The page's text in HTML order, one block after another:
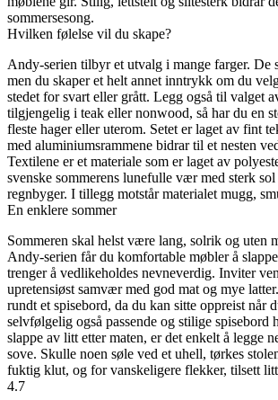
sommersesong.
Hvilken følelse vil du skape?
Andy-serien tilbyr et utvalg i mange farger. De
men du skaper et helt annet inntrykk om du
stedet for svart eller grått. Legg også til valget
tilgjengelig i teak eller nonwood, så har du en
fleste hager eller uterom. Setet er laget av fint
med aluminiumsrammene bidrar til et nesten
Textilene er et materiale som er laget av
svenske sommerens lunefulle vær med sterk
regnbyger. I tillegg motstår materialet mugg,
En enklere sommer
Sommeren skal helst være lang, solrik og uten
Andy-serien får du komfortable møbler å
trenger å vedlikeholdes nevneverdig. Inviter
upretensiøst samvær med god mat og mye
rundt et spisebord, da du kan sitte oppreist når
selvfølgelig også passende og stilige spisebord
slappe av litt etter maten, er det enkelt å legge
sove. Skulle noen søle ved et uhell, tørkes
fuktig klut, og for vanskeligere flekker, tilsett
4.7